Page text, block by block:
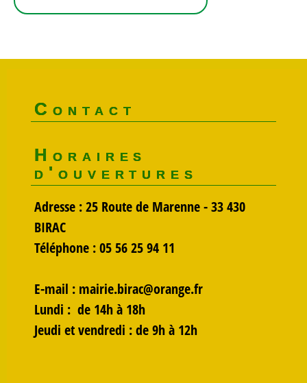
Contact
Horaires
d'ouvertures
Adresse : 25 Route de Marenne - 33 430
BIRAC
Téléphone : 05 56 25 94 11
E-mail : mairie.birac@orange.fr
Lundi : de 14h à 18h
Jeudi et vendredi :de 9h à 12h